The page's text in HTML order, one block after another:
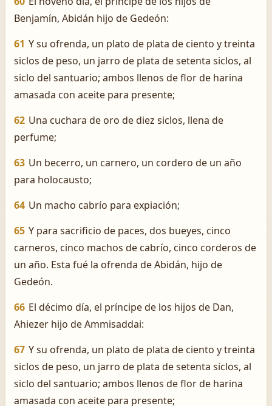
Benjamín, Abidán hijo de Gedeón:
61 Y su ofrenda, un plato de plata de ciento y treinta
siclos de peso, un jarro de plata de setenta siclos, al
siclo del santuario; ambos llenos de flor de harina
amasada con aceite para presente;
62 Una cuchara de oro de diez siclos, llena de
perfume;
63 Un becerro, un carnero, un cordero de un año
para holocausto;
64 Un macho cabrío para expiación;
65 Y para sacrificio de paces, dos bueyes, cinco
carneros, cinco machos de cabrío, cinco corderos de
un año. Esta fué la ofrenda de Abidán, hijo de
Gedeón.
66 El décimo día, el príncipe de los hijos de Dan,
Ahiezer hijo de Ammisaddai:
67 Y su ofrenda, un plato de plata de ciento y treinta
siclos de peso, un jarro de plata de setenta siclos, al
siclo del santuario; ambos llenos de flor de harina
amasada con aceite para presente;